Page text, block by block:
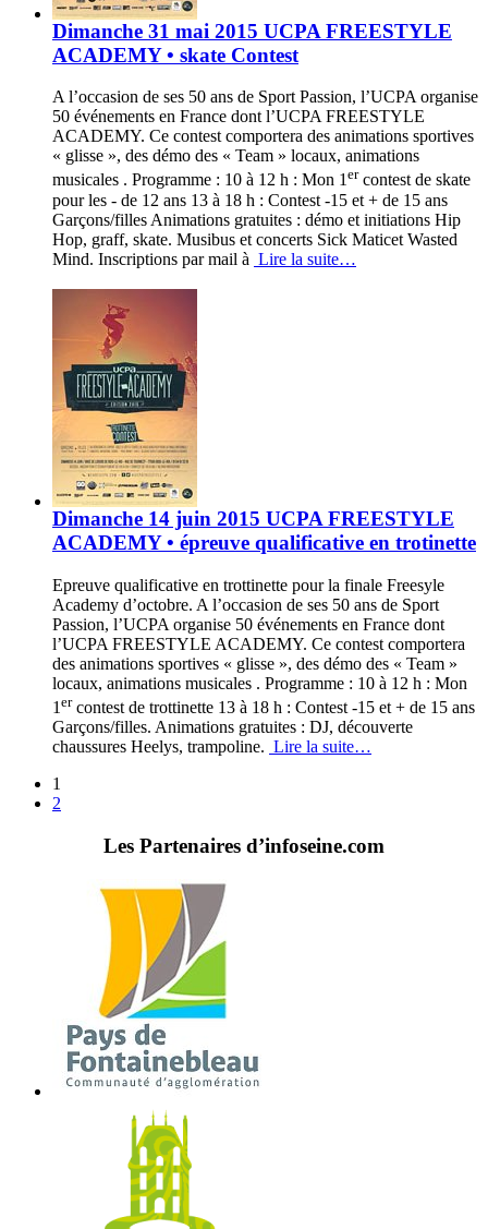
Dimanche 31 mai 2015 UCPA FREESTYLE
ACADEMY • skate Contest
A l’occasion de ses 50 ans de Sport Passion, l’UCPA organise
50 événements en France dont l’UCPA FREESTYLE
ACADEMY. Ce contest comportera des animations sportives
« glisse », des démo des « Team » locaux, animations
musicales . Programme : 10 à 12 h : Mon 1ercontest de skate
pour les - de 12 ans 13 à 18 h : Contest -15 et + de 15 ans
Garçons/filles Animations gratuites : démo et initiations Hip
Hop, graff, skate. Musibus et concerts Sick Maticet Wasted
Mind. Inscriptions par mail à Lire la suite…
Dimanche 14 juin 2015 UCPA FREESTYLE
ACADEMY • épreuve qualificative en trotinette
Epreuve qualificative en trottinette pour la finale Freesyle
Academy d’octobre. A l’occasion de ses 50 ans de Sport
Passion, l’UCPA organise 50 événements en France dont
l’UCPA FREESTYLE ACADEMY. Ce contest comportera
des animations sportives « glisse », des démo des « Team »
locaux, animations musicales . Programme : 10 à 12 h : Mon
1ercontest de trottinette 13 à 18 h : Contest -15 et + de 15 ans
Garçons/filles. Animations gratuites : DJ, découverte
chaussures Heelys, trampoline. Lire la suite…
1
2
Les Partenaires d’infoseine.com